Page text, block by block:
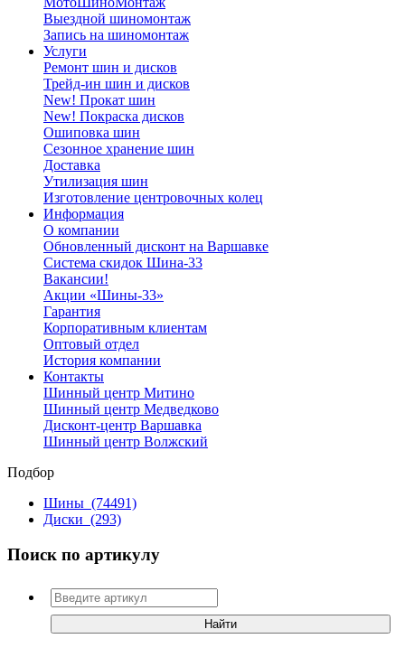
Выездной шиномонтаж
Запись на шиномонтаж
Услуги
Ремонт шин и дисков
Трейд-ин шин и дисков
New! Прокат шин
New! Покраска дисков
Ошиповка шин
Сезонное хранение шин
Доставка
Утилизация шин
Изготовление центровочных колец
Информация
О компании
Обновленный дисконт на Варшавке
Система скидок Шина-33
Вакансии!
Акции «Шины-33»
Гарантия
Корпоративным клиентам
Оптовый отдел
История компании
Контакты
Шинный центр Митино
Шинный центр Медведково
Дисконт-центр Варшавка
Шинный центр Волжский
Подбор
Шины (74491)
Диски (293)
Поиск по артикулу